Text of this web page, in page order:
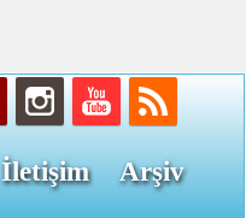
İletişim Arşiv